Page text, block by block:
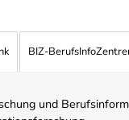
BIZ-
und